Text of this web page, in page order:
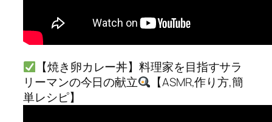
【焼き卵カレー丼】料理家を目指すサラ
リーマンの今日の献立
【ASMR,作り方,簡
単レシピ】